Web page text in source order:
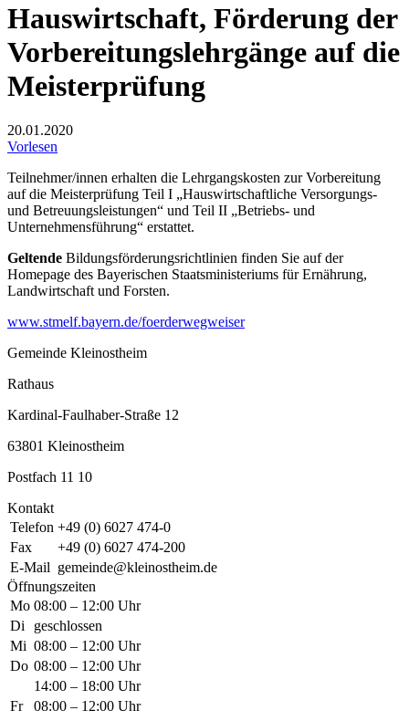
Hauswirtschaft, Förderung der
Vorbereitungslehrgänge auf die
Meisterprüfung
20.01.2020
Vorlesen
Teilnehmer/innen erhalten die Lehrgangskosten zur Vorbereitung
auf die Meisterprüfung Teil I „Hauswirtschaftliche Versorgungs-
und Betreuungsleistungen“ und Teil II „Betriebs- und
Unternehmensführung“ erstattet.
Geltende Bildungsförderungsrichtlinien finden Sie auf der
Homepage des Bayerischen Staatsministeriums für Ernährung,
Landwirtschaft und Forsten.
www.stmelf.bayern.de/foerderwegweiser
Gemeinde Kleinostheim
Rathaus
Kardinal-Faulhaber-Straße 12
63801 Kleinostheim
Postfach 11 10
Kontakt
Telefon +49 (0) 6027 474-0
Fax
+49 (0) 6027 474-200
E-Mail gemeinde@kleinostheim.de
Öffnungszeiten
Mo 08:00 – 12:00 Uhr
Di
geschlossen
Mi 08:00 – 12:00 Uhr
Do 08:00 – 12:00 Uhr
14:00 – 18:00 Uhr
Fr
08:00 – 12:00 Uhr